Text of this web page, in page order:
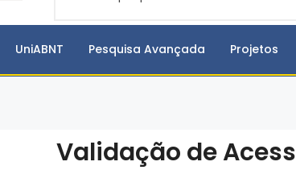
UniABNT Pesquisa Avançada Projetos
Validação de